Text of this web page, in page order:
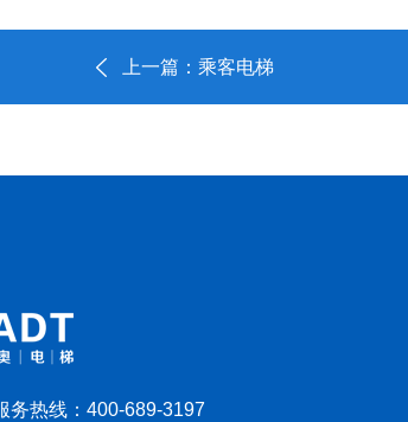
上一篇：乘客电梯
务热线：400-689-3197